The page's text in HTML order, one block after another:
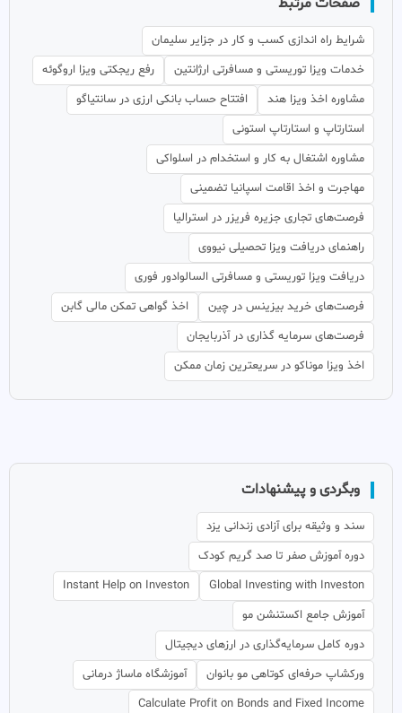
شرایط راه اندازی کسب و کار در جزایر سلیمان
خدمات ویزا توریستی و مسافرتی ارژانتین
رفع ریجکتی ویزا اروگوئه
مشاوره اخذ ویزا هند
افتتاح حساب بانکی ارزی در سانتیاگو
استارتاپ و استارتاپ استونی
مشاوره اشتغال به کار و استخدام در اسلواکی
مهاجرت و اخذ اقامت اسپانیا تضمینی
فرصت‌های تجاری جزیره فریزر در استرالیا
راهنمای دریافت ویزا تحصیلی نیووی
دریافت ویزا توریستی و مسافرتی السالوادور فوری
فرصت‌های خرید بیزینس در چین
اخذ گواهی تمکن مالی گابن
فرصت‌های سرمایه گذاری در آذربایجان
اخذ ویزا موناکو در سریعترین زمان ممکن
وبگردی و پیشنهادات
سند و وثیقه برای آزادی زندانی یزد
دوره آموزش صفر تا صد گریم کودک
Global Investing with Investon
Instant Help on Investon
آموزش جامع اکستنشن مو
دوره کامل سرمایه‌گذاری در ارزهای دیجیتال
ورکشاپ حرفه‌ای کوتاهی مو بانوان
آموزشگاه ماساژ درمانی
Calculate Profit on Bonds and Fixed Income